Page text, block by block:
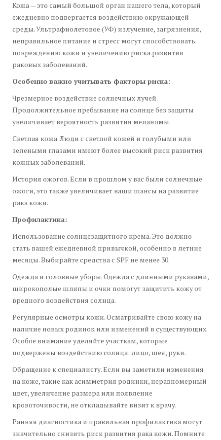
Кожа — это самый большой орган нашего тела, который
ежедневно подвергается воздействию окружающей
среды. Ультрафиолетовое (УФ) излучение, загрязнения,
неправильное питание и стресс могут способствовать
повреждению кожи и увеличению риска развития
раковых заболеваний.
Особенно важно учитывать факторы риска:
Чрезмерное воздействие солнечных лучей.
Продолжительное пребывание на солнце без защиты
увеличивает вероятность развития меланомы.
Светлая кожа. Люди с светлой кожей и голубыми или
зелеными глазами имеют более высокий риск развития
кожных заболеваний.
История ожогов. Если в прошлом у вас были солнечные
ожоги, это также увеличивает ваши шансы на развитие
рака кожи.
Профилактика:
Использование солнцезащитного крема. Это должно
стать вашей ежедневной привычкой, особенно в летние
месяцы. Выбирайте средства с SPF не менее 30.
Одежда и головные уборы. Одежда с длинными рукавами,
широкополые шляпы и очки помогут защитить кожу от
вредного воздействия солнца.
Регулярные осмотры кожи. Осматривайте свою кожу на
наличие новых родинок или изменений в существующих.
Особое внимание уделяйте участкам, которые
подвержены воздействию солнца: лицо, шея, руки.
Обращение к специалисту. Если вы заметили изменения
на коже, такие как асимметрия родинки, неравномерный
цвет, увеличение размера или появление
кровоточивости, не откладывайте визит к врачу.
Ранняя диагностика и правильная профилактика могут
значительно снизить риск развития рака кожи. Помните: